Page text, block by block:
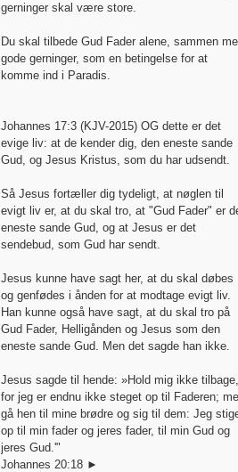
gerninger skal være store.
Du skal tilbede Gud Fader alene, sammen
gode gerninger, som en betingelse for at
komme ind i Paradis.
Johannes 17:3 (KJV-2015) OG dette er det
evige liv: at de kender dig, den eneste sande
Gud, og Jesus Kristus, som du har udsendt.
Så Jesus fortæller dig tydeligt, at nøglen til
evigt liv er, at du skal tro, at "Gud Fader" er
eneste sande Gud, og at Jesus er det
sendebud, som Gud har sendt.
Jesus kunne have sagt her, at du skal døbes
og genfødes i ånden for at modtage evigt liv.
Han kunne også have sagt, at du skal tro på
Gud Fader, Helligånden og Jesus som den
eneste sande Gud. Men det sagde han ikke.
Jesus sagde til hende: »Hold mig ikke tilbage,
for jeg er endnu ikke steget op til Faderen;
gå hen til mine brødre og sig til dem: Jeg
op til min fader og jeres fader, til min Gud og
jeres Gud.'"
Johannes 20:18 ►